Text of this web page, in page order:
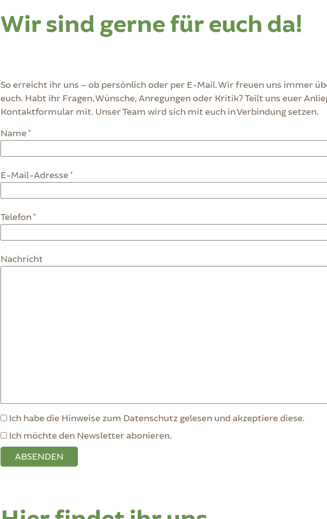
Wir sind gerne für euch da!
So erreicht ihr uns – ob persönlich oder per E-Mail. Wir freuen uns immer
euch. Habt ihr Fragen, Wünsche, Anregungen oder Kritik? Teilt uns euer
Kontaktformular mit. Unser Team wird sich mit euch in Verbindung setzen.
Name *
E-Mail-Adresse *
Telefon *
Nachricht
Ich habe die Hinweise zum Datenschutz gelesen und akzeptiere diese.
Ich möchte den Newsletter abonieren.